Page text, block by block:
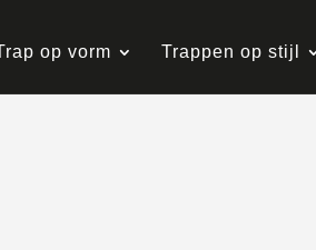
op vorm Trappen op stijl